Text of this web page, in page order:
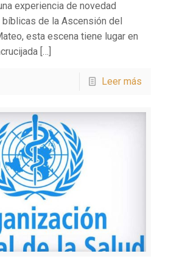
experiencia de novedad
de la Ascensión del
esta escena tiene lugar en
[…]
Leer más